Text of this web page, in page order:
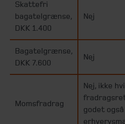
Skattefri
bagatelgrænse,
DKK 1.400
Nej
Bagatelgrænse,
DKK 7.600
Nej
Momsfradrag
Nej, ikke
godet